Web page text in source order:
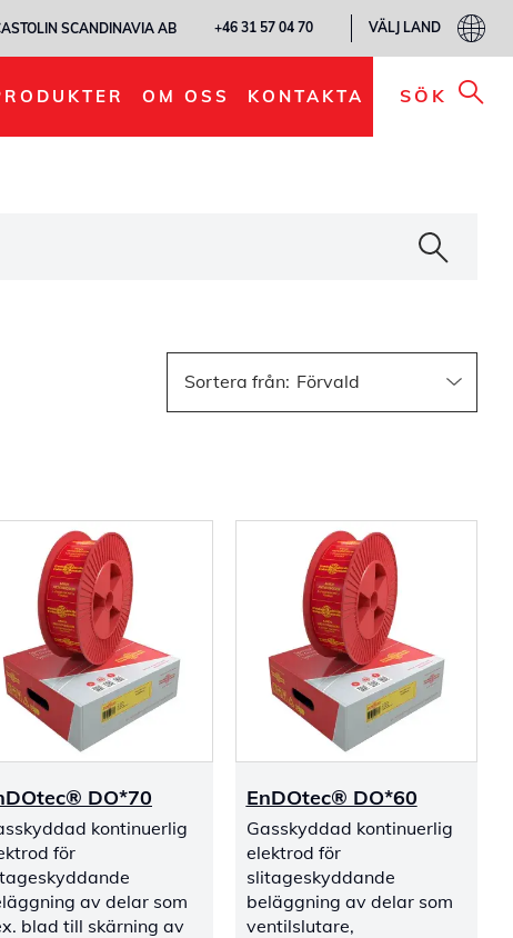
SCANDINAVIA AB +46 31 57 04 70 VÄLJ LAND
OM OSS KONTAKTA SÖK
Sortera från:
DO*70
kontinuerlig
för
av delar som
blad till skärning av
EnDOtec® DO*60
Gasskyddad kontinuerlig
elektrod för
slitageskyddande
beläggning av delar som
ventilslutare,